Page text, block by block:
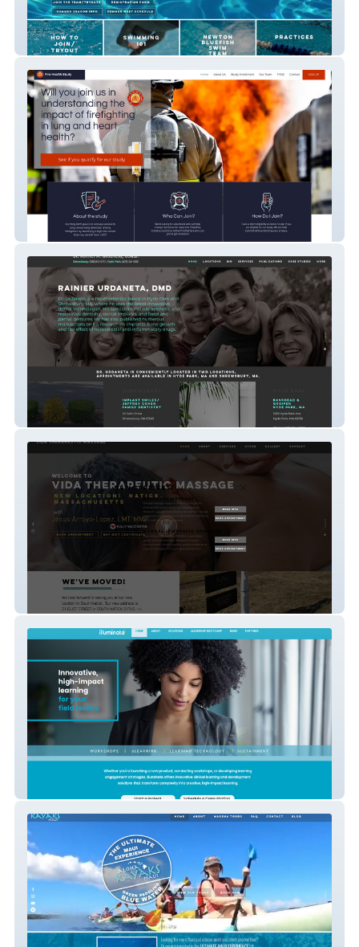
Bluefish Swim Team
Fire Health Study
Rainier Urdaneta DMD
vidatherapeutic